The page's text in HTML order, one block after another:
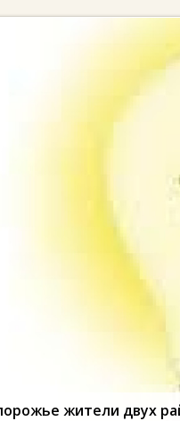
жители двух